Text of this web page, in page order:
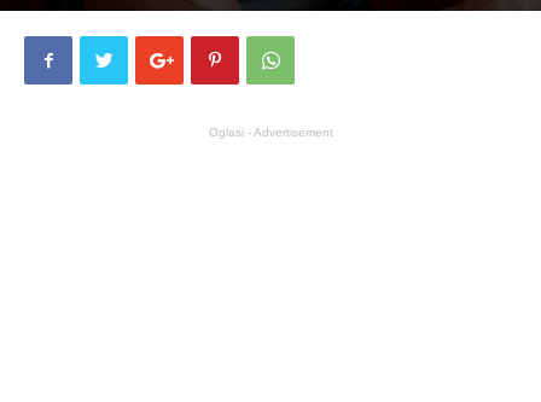
Oglasi - Advertisement